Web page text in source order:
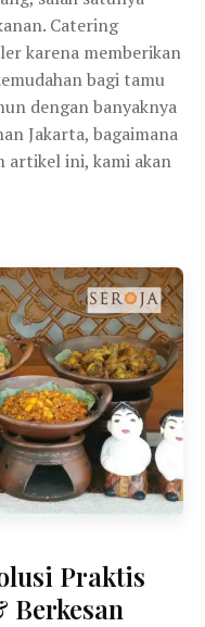
Catering
karena memberikan
bagi tamu
dengan banyaknya
Jakarta, bagaimana
artikel ini, kami akan
Praktis